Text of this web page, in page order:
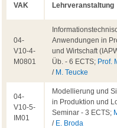
VAK Lehrveranstaltung
04-
V10-4-
M0801
Anwendungen in
und Wirtschaft
Üb. - 6 ECTS; Prof.
/ M. Teucke
04-
V10-5-
IM01
Modellierung und
in Produktion und
Seminar - 3 ECTS;
/ E. Broda